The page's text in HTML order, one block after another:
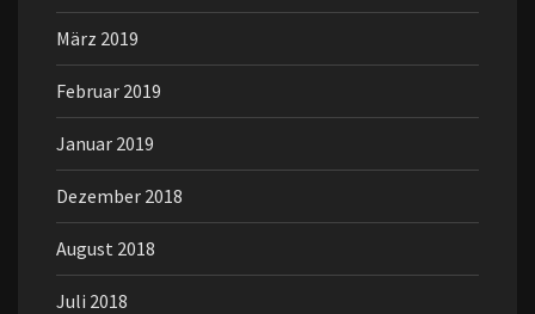
März 2019
Februar 2019
Januar 2019
Dezember 2018
August 2018
Juli 2018